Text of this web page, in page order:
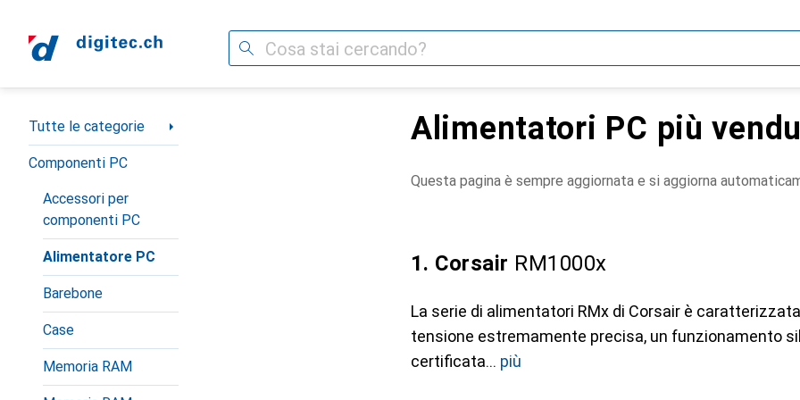
Cerca
Categoria Navigazione
Tutte le categorie
Componenti PC
Accessori per
componenti PC
Alimentatore PC
Barebone
Case
Memoria RAM
Alimentatori PC più
Questa pagina è sempre aggiornata e si aggiorna
1. Corsair RM1000x
La serie di alimentatori RMx di Corsair è
tensione estremamente precisa, un funzionamento
certificata
più